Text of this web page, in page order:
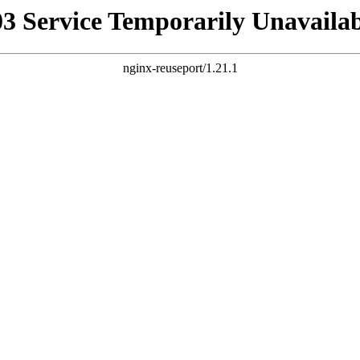
Service Temporarily
nginx-reuseport/1.21.1